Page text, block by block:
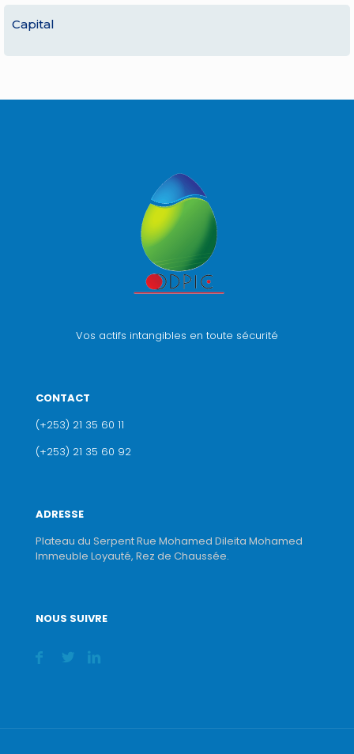
Capital
Vos actifs intangibles en toute sécurité
CONTACT
(+253) 21 35 60 11
(+253) 21 35 60 92
ADRESSE
Plateau du Serpent Rue Mohamed Dileita Mohamed
Immeuble Loyauté, Rez de Chaussée.
NOUS SUIVRE